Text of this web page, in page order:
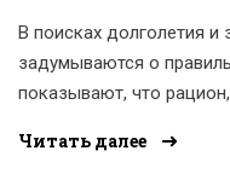
В поисках долголетия и
задумываются о
показывают, что
способствовать
Читать далее